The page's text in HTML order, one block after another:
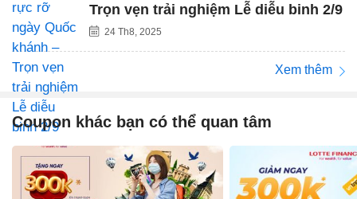
Trọn vẹn trải nghiệm Lễ diễu binh 2/9
24 Th8, 2025
Xem thêm
Coupon khác bạn có thể quan tâm